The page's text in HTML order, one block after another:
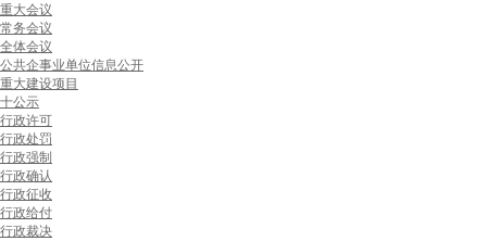
重大会议
常务会议
全体会议
公共企事业单位信息公开
重大建设项目
十公示
行政许可
行政处罚
行政强制
行政确认
行政征收
行政给付
行政裁决